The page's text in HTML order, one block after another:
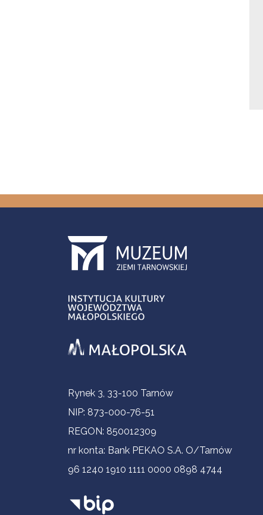
Informacje kontaktowe
Rynek 3, 33-100 Tarnów
NIP: 873-000-76-51
REGON: 850012309
nr konta: Bank PEKAO S.A. O/Tarnów
96 1240 1910 1111 0000 0898 4744